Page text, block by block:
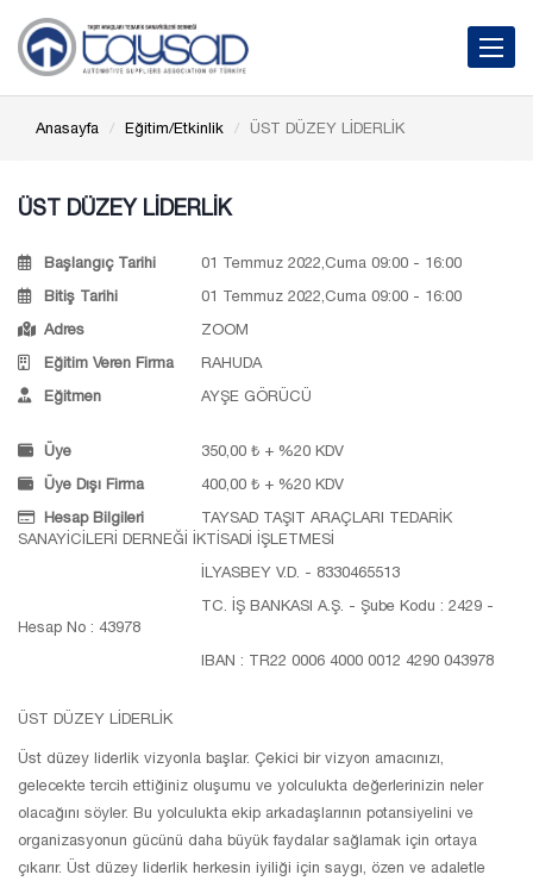
Toggle
Anasayfa Eğitim/Etkinlik ÜST DÜZEY LİDERLİK
ÜST DÜZEY LİDERLİK
Başlangıç Tarihi
01 Temmuz 2022,Cuma 09:00 - 16:00
Bitiş Tarihi
01 Temmuz 2022,Cuma 09:00 - 16:00
Adres
ZOOM
Eğitim Veren Firma
RAHUDA
Eğitmen
AYŞE GÖRÜCÜ
Üye
350,00 ₺ + %20 KDV
Üye Dışı Firma
400,00 ₺ + %20 KDV
Hesap Bilgileri
TAYSAD TAŞIT ARAÇLARI TEDARİK
SANAYİCİLERİ DERNEĞİ İKTİSADİ İŞLETMESİ
İLYASBEY V.D. - 8330465513
TC. İŞ BANKASI A.Ş. - Şube Kodu : 2429 -
Hesap No : 43978
IBAN : TR22 0006 4000 0012 4290 043978
ÜST DÜZEY LİDERLİK
Üst düzey liderlik vizyonla başlar. Çekici bir vizyon amacınızı,
gelecekte tercih ettiğiniz oluşumu ve yolculukta değerlerinizin neler
olacağını söyler. Bu yolculukta ekip arkadaşlarının potansiyelini ve
organizasyonun gücünü daha büyük faydalar sağlamak için ortaya
çıkarır. Üst düzey liderlik herkesin iyiliği için saygı, özen ve adaletle